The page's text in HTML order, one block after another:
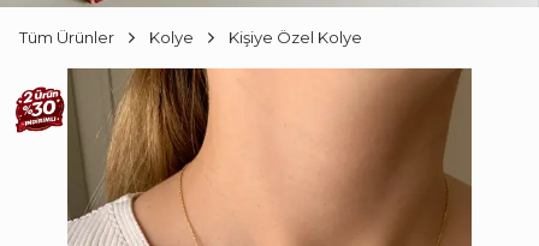
Tüm Ürünler Kolye Kişiye Özel Kolye